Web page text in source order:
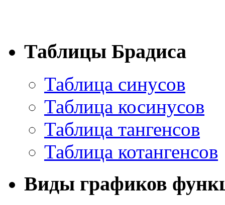
Таблицы Брадиса
Таблица синусов
Таблица косинусов
Таблица тангенсов
Таблица котангенсов
Виды графиков